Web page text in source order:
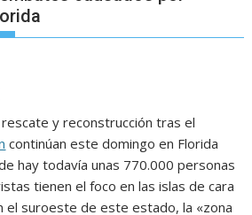
y reconstrucción tras el
continúan este domingo en Florida
hay todavía unas 770.000 personas
tienen el foco en las islas de cara
el suroeste de este estado, la «zona